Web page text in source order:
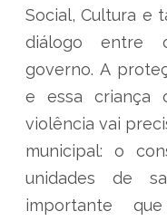
Social, Cultura e
diálogo entre
governo. A
e essa criança
violência vai
municipal: o
unidades de
importante